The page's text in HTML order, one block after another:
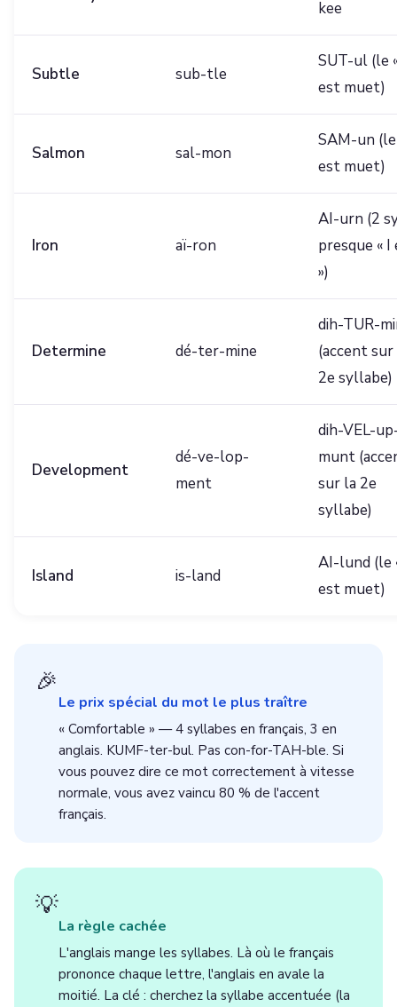
kee
Subtle sub-tle
SUT-ul (le
est muet)
Salmon sal-mon
SAM-un (le
est muet)
Iron aï-ron
AI-urn (2
presque « I
»)
Determine dé-ter-mine
dih-TUR-
(accent
2e syllabe)
Development
dé-ve-lop-
ment
dih-VEL-
munt
sur la 2e
syllabe)
Island is-land
AI-lund (le
est muet)
🎉
Le prix spécial du mot le plus traître
« Comfortable » — 4 syllabes en français, 3 en
anglais. KUMF-ter-bul. Pas con-for-TAH-ble. Si
vous pouvez dire ce mot correctement à vitesse
normale, vous avez vaincu 80 % de l'accent
français.
💡
La règle cachée
L'anglais mange les syllabes. Là où le français
prononce chaque lettre, l'anglais en avale la
moitié. La clé : cherchez la syllabe accentuée (la